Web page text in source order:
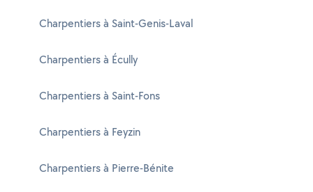
Charpentiers à Saint-Genis-Laval
Charpentiers à Écully
Charpentiers à Saint-Fons
Charpentiers à Feyzin
Charpentiers à Pierre-Bénite